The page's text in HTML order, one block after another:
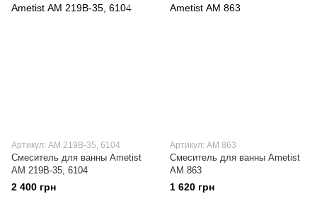
Артикул: АМ 219В-35, 6104
Смеситель для ванны Ametist
АМ 219В-35, 6104
2 400 грн
Артикул: АМ 863
Смеситель для ванны Ametist
АМ 863
1 620 грн